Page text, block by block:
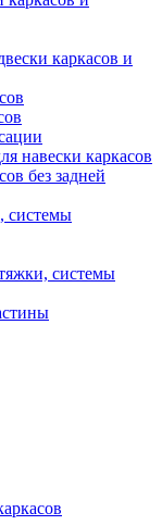
каркасов и
навески каркасов
без задней
системы
системы